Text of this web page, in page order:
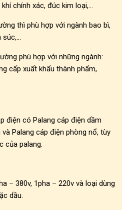
chính xác, đúc kim loại,…
thì phù hợp với ngành bao bì,
súc,…
phù hợp với những ngành:
cấp xuất khẩu thành phẩm,
điện có Palang cáp điện dầm
Palang cáp điện phòng nổ, tùy
của palang.
– 380v, 1pha – 220v và loại dùng
dầu.